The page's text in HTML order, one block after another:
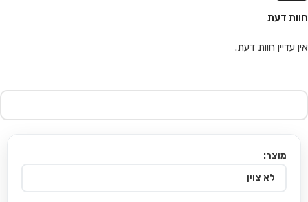
חוות דעת
אין עדיין חוות דעת.
מוצר: